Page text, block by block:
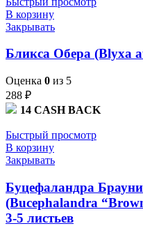
В корзину
Закрывать
Бликса Обера (Blyxa
Оценка 0 из 5
288 ₽
14 CASH BACK
Быстрый просмотр
В корзину
Закрывать
Буцефаландра
(Bucephalandra
3-5 листьев